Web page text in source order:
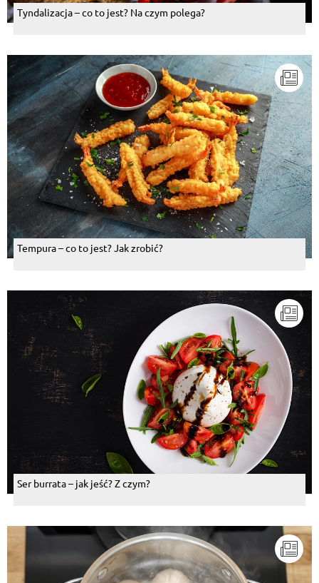
Tyndalizacja – co to jest? Na czym polega?
Tempura – co to jest? Jak zrobić?
Ser burrata – jak jeść? Z czym?